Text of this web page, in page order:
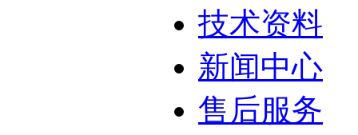
技术资料
新闻中心
售后服务